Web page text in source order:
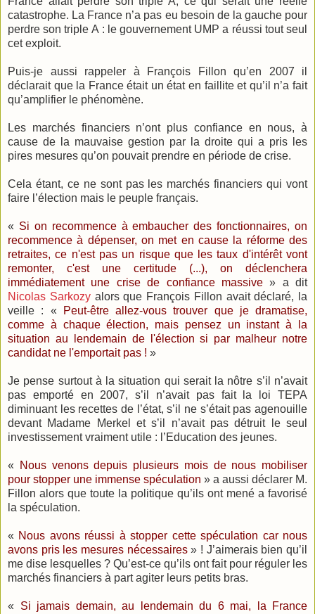
catastrophe. La France n’a pas eu besoin de la gauche pour
perdre son triple A : le gouvernement UMP a réussi tout seul
cet exploit.
Puis-je aussi rappeler à François Fillon qu’en 2007 il
déclarait que la France était un état en faillite et qu’il n’a fait
qu’amplifier le phénomène.
Les marchés financiers n’ont plus confiance en nous, à
cause de la mauvaise gestion par la droite qui a pris les
pires mesures qu’on pouvait prendre en période de crise.
Cela étant, ce ne sont pas les marchés financiers qui vont
faire l’élection mais le peuple français.
« Si on recommence à embaucher des fonctionnaires, on
recommence à dépenser, on met en cause la réforme des
retraites, ce n'est pas un risque que les taux d'intérêt vont
remonter, c'est une certitude (...), on déclenchera
immédiatement une crise de confiance massive» a dit
Nicolas Sarkozyalors que François Fillon avait déclaré, la
veille : «
Peut-être allez-vous trouver que je dramatise,
comme à chaque élection, mais pensez un instant à la
situation au lendemain de l'élection si par malheur notre
candidat ne l'emportait pas ! »
Je pense surtout à la situation qui serait la nôtre s’il n’avait
pas emporté en 2007, s’il n’avait pas fait la loi TEPA
diminuant les recettes de l’état, s’il ne s’était pas agenouille
devant Madame Merkel et s’il n’avait pas détruit le seul
investissement vraiment utile : l’Education des jeunes.
«
Nous venons depuis plusieurs mois de nous mobiliser
pour stopper une immense spéculation » a aussi déclarer M.
Fillon alors que toute la politique qu’ils ont mené a favorisé
la spéculation.
« Nous avons réussi à stopper cette spéculation car nous
avons pris les mesures nécessaires» ! J’aimerais bien qu’il
me dise lesquelles ? Qu’est-ce qu’ils ont fait pour réguler les
marchés financiers à part agiter leurs petits bras.
« Si jamais demain, au lendemain du 6 mai, la France